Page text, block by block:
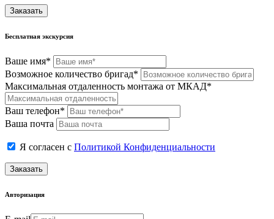
Заказать
Бесплатная экскурсия
Ваше имя*
Возможное количество бригад*
Максимальная отдаленность монтажа от МКАД*
Ваш телефон*
Ваша почта
Я согласен с Политикой Конфиденциальности
Заказать
Авторизация